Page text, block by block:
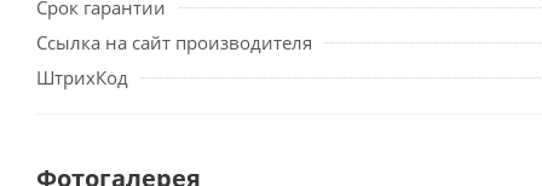
Срок гарантии
Ссылка на сайт производителя
ШтрихКод
Фотогалерея